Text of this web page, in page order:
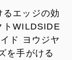
エッジの効
トWILDSIDE
ド ヨウジヤ
を手がける